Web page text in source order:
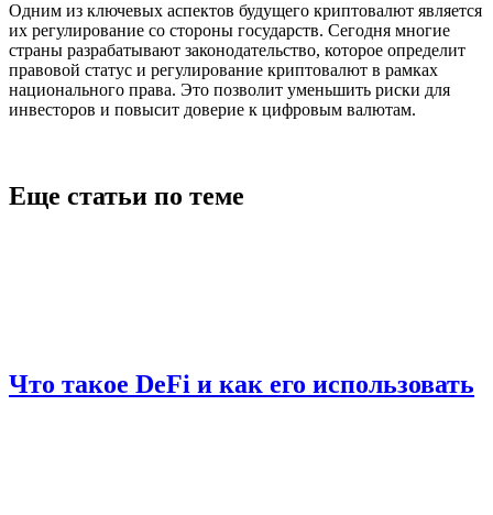
Одним из ключевых аспектов будущего криптовалют является
их регулирование со стороны государств. Сегодня многие
страны разрабатывают законодательство, которое определит
правовой статус и регулирование криптовалют в рамках
национального права. Это позволит уменьшить риски для
инвесторов и повысит доверие к цифровым валютам.
Еще статьи по теме
Что такое DeFi и как его использовать